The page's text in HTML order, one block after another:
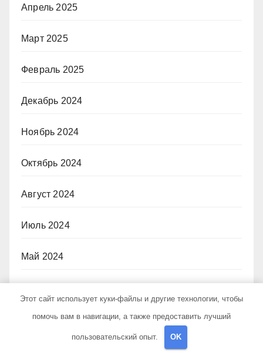
Апрель 2025
Март 2025
Февраль 2025
Декабрь 2024
Ноябрь 2024
Октябрь 2024
Август 2024
Июль 2024
Май 2024
Март 2024
Этот сайт использует куки-файлы и другие технологии, чтобы
помочь вам в навигации, а также предоставить лучший
пользовательский опыт. OK